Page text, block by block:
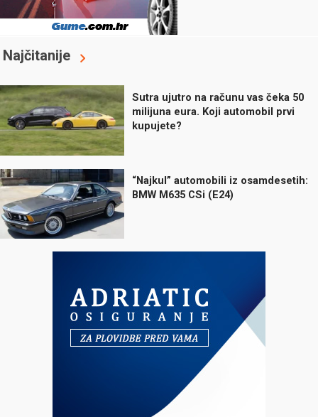
Najčitanije
Sutra ujutro na računu vas čeka 50
milijuna eura. Koji automobil prvi
kupujete?
“Najkul” automobili iz osamdesetih:
BMW M635 CSi (E24)